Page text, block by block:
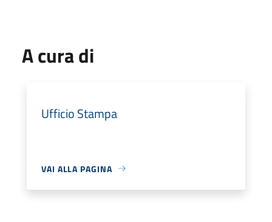
A cura di
Ufficio Stampa
VAI ALLA PAGINA